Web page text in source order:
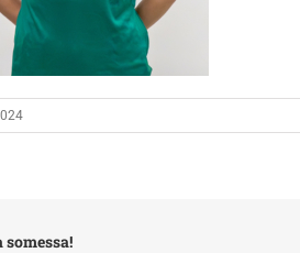
somessa!